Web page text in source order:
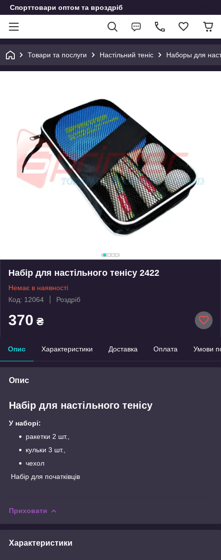
Спорттовари оптом та вроздріб
Товари та послуги Настільний теніс Наборы для
Набір для настільного тенісу 2422
Немає в наявності
Код: 12064
Роздріб
370 ₴
Опис Характеристики Доставка Оплата Умови
Опис
Набір для настільного тенісу
У наборі:
ракетки 2 шт.,
кульки 3 шт.,
чехол
Набір для початківців
Приховати
Характеристики